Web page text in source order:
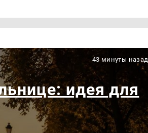
43 минуты назад
идея для